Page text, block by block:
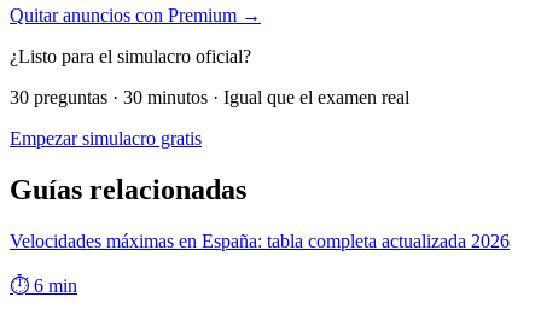
Quitar anuncios con Premium →
¿Listo para el simulacro oficial?
30 preguntas · 30 minutos · Igual que el examen real
Empezar simulacro gratis
Guías relacionadas
Velocidades máximas en España: tabla completa actualizada 2026
⏱ 6 min